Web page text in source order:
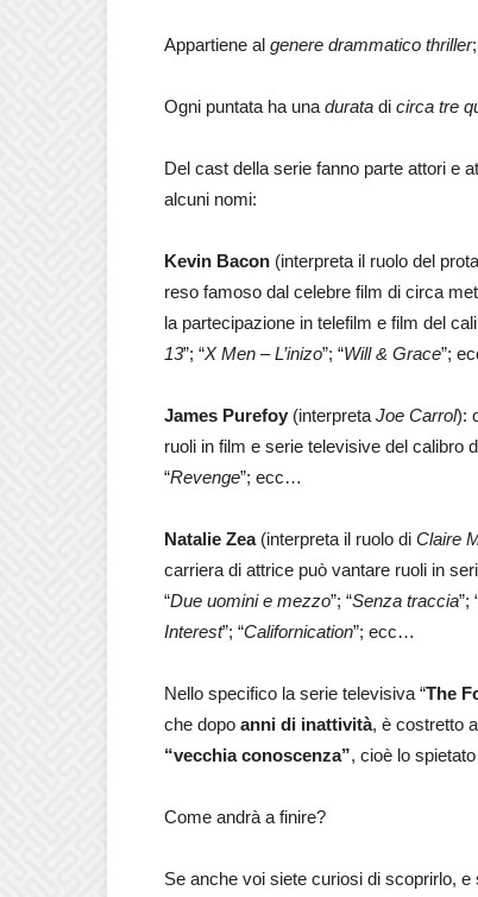
Appartiene al genere drammatico thriller
Ogni puntata ha una durata di circa tre
Del cast della serie fanno parte attori e
alcuni nomi:
Kevin Bacon (interpreta il ruolo del
reso famoso dal celebre film di circa
la partecipazione in telefilm e film del
13”; “X Men – L’inizo”; “Will & Grace”;
James Purefoy (interpreta Joe Carrol):
ruoli in film e serie televisive del calibro
“Revenge”; ecc…
Natalie Zea(interpreta il ruolo di Claire
carriera di attrice può vantare ruoli in
“Due uomini e mezzo”; “Senza traccia”;
Interest”; “Californication”; ecc…
Nello specifico la serie televisiva “The
che dopo anni di inattività, è costretto a
“vecchia conoscenza”, cioè lo spietato
Come andrà a finire?
Se anche voi siete curiosi di scoprirlo,